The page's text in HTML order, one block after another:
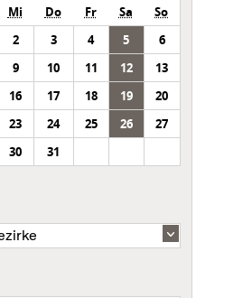
Mi Do Fr Sa
So
2 3 4 5
6
9 10 11 12
13
16 17 18 19
20
23 24 25 26
27
30 31